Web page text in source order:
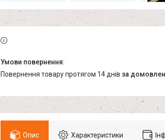
повернення товару протягом 14 днів за
Опис Характеристики